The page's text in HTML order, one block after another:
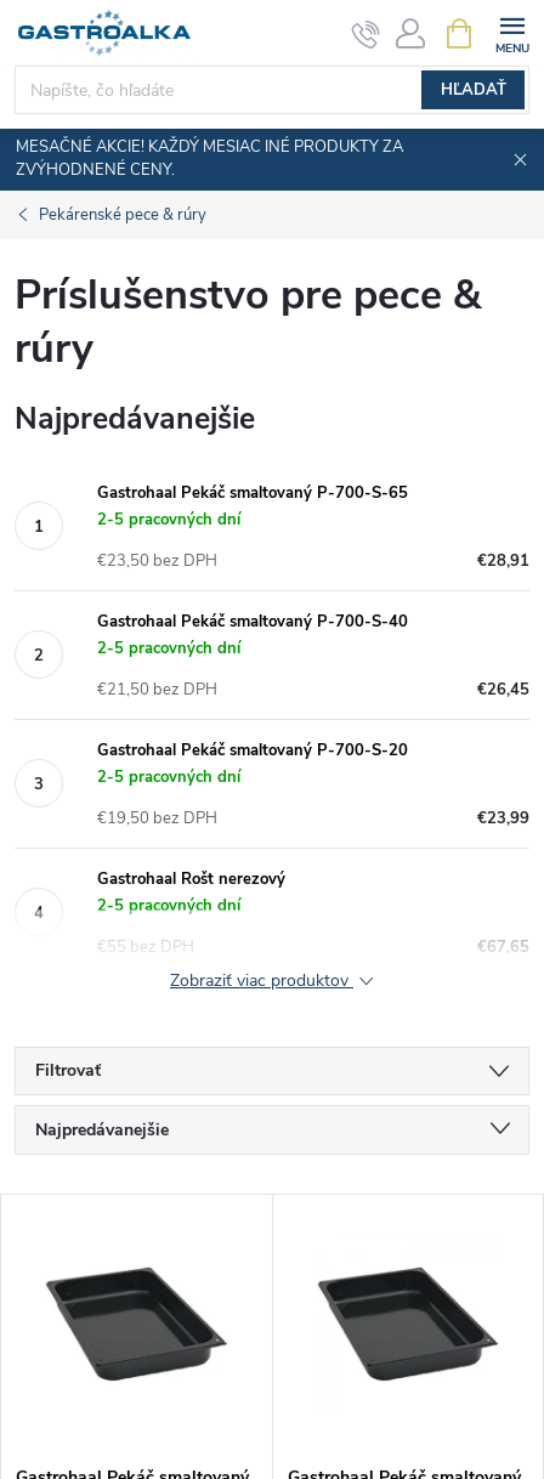
obsah
HĽADAŤ
KOŠÍK
MESAČNÉ AKCIE! KAŽDÝ MESIAC INÉ PRODUKTY ZA
ZVÝHODNENÉ CENY.
Pekárenské pece & rúry
Príslušenstvo pre pece &
rúry
Najpredávanejšie
Gastrohaal Pekáč smaltovaný P-700-S-65
2-5 pracovných dní
€28,91
€23,50 bez DPH
Gastrohaal Pekáč smaltovaný P-700-S-40
2-5 pracovných dní
€26,45
€21,50 bez DPH
Gastrohaal Pekáč smaltovaný P-700-S-20
2-5 pracovných dní
€23,99
€19,50 bez DPH
Gastrohaal Rošt nerezový
2-5 pracovných dní
€67,65
€55 bez DPH
Zobraziť viac produktov
Filtrovať
R
a
Najpredávanejšie
Abecedne
s